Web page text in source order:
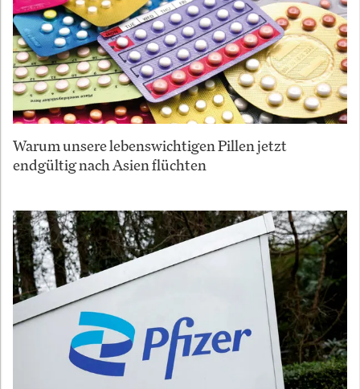
Warum unsere lebenswichtigen Pillen jetzt
endgültig nach Asien flüchten